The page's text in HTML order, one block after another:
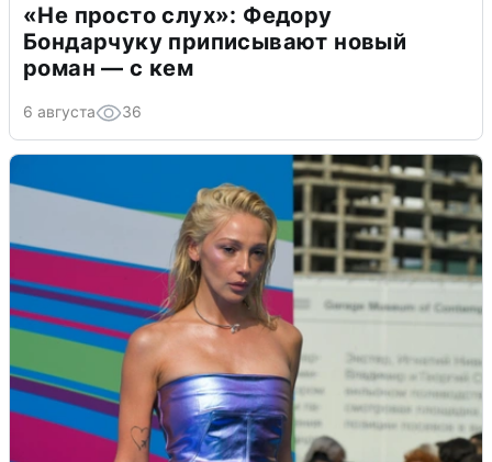
«Не просто слух»: Федору
Бондарчуку приписывают новый
роман — с кем
6 августа 36